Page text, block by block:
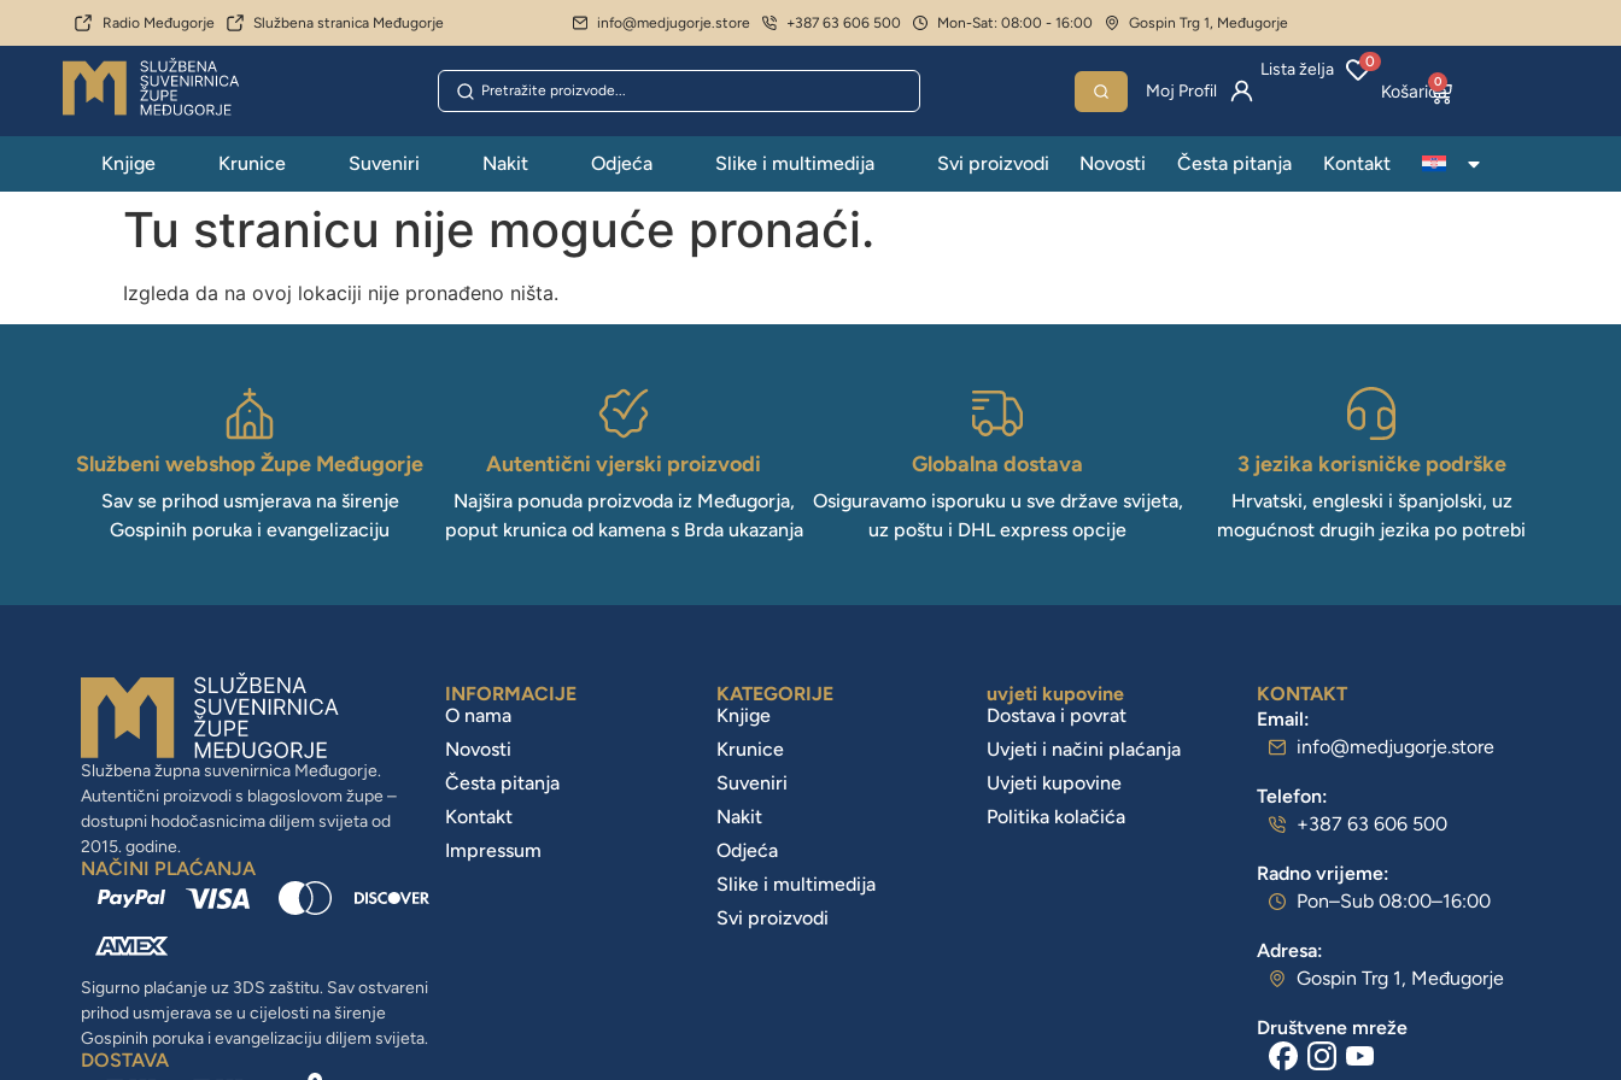
Radio Međugorje Službena stranica Međugorje info@medjugorje.store +387 63 606 500 Mon-Sat: 08:00 - 16:00 Gospin Trg 1, Međugorje
Lista želja 0
Moj Profil 0
Knjige Krunice Suveniri Nakit Odjeća Slike i multimedija Svi proizvodi Novosti Česta pitanja Kontakt
Tu stranicu nije moguće pronaći.
Izgleda da na ovoj lokaciji nije pronađeno ništa.
Službeni webshop Župe Međugorje
Sav se prihod usmjerava na širenje
Gospinih poruka i evangelizaciju
Autentični vjerski proizvodi
Najšira ponuda proizvoda iz Međugorja,
poput krunica od kamena s Brda ukazanja
Globalna dostava
Osiguravamo isporuku u sve države svijeta,
uz poštu i DHL express opcije
3 jezika korisničke podrške
Hrvatski, engleski i španjolski, uz
mogućnost drugih jezika po potrebi
Službena župna suvenirnica Međugorje.
Autentični proizvodi s blagoslovom župe –
dostupni hodočasnicima diljem svijeta od
2015. godine.
NAČINI PLAĆANJA
Sigurno plaćanje uz 3DS zaštitu. Sav ostvareni
prihod usmjerava se u cijelosti na širenje
Gospinih poruka i evangelizaciju diljem svijeta.
DOSTAVA
INFORMACIJE
O nama
Novosti
Česta pitanja
Kontakt
Impressum
KATEGORIJE
Knjige
Krunice
Suveniri
Nakit
Odjeća
Slike i multimedija
Svi proizvodi
uvjeti kupovine
Dostava i povrat
Uvjeti i načini plaćanja
Uvjeti kupovine
Politika kolačića
KONTAKT
Email:
info@medjugorje.store
Telefon:
+387 63 606 500
Radno vrijeme:
Pon–Sub 08:00–16:00
Adresa:
Gospin Trg 1, Međugorje
Društvene mreže